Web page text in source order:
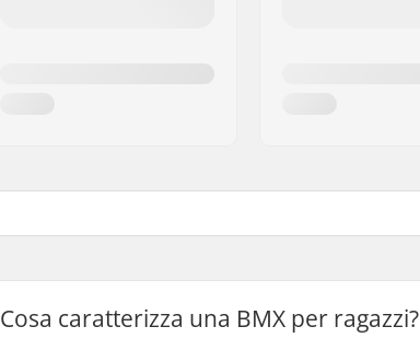
Cosa caratterizza una BMX per ragazzi?